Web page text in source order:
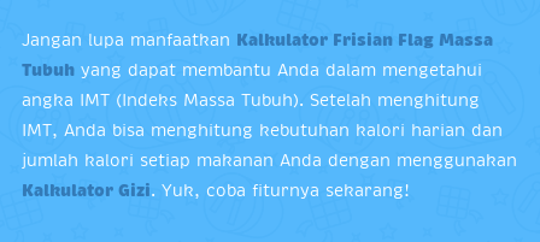
Jangan lupa manfaatkan
Kalkulator Frisian Flag Massa
Tubuh yang dapat membantu Anda dalam mengetahui
angka IMT (Indeks Massa Tubuh). Setelah menghitung
IMT, Anda bisa menghitung kebutuhan kalori harian dan
jumlah kalori setiap makanan Anda dengan menggunakan
Kalkulator Gizi. Yuk, coba fiturnya sekarang!